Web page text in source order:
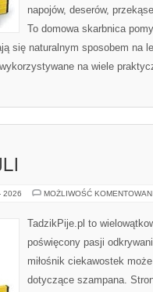
napojów, deserów,
To domowa skarbnica
się naturalnym sposobem na
na wiele
2026 MOŻLIWOŚĆ
TadzikPije.pl to
poświęcony pasji
miłośnik ciekawostek
dotyczące szampana.